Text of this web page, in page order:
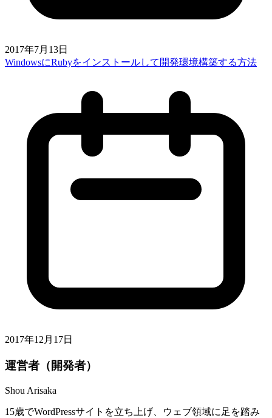
2017年7月13日
WindowsにRubyをインストールして開発環境構築する方法
2017年12月17日
運営者（開発者）
Shou Arisaka
15歳でWordPressサイトを立ち上げ、ウェブ領域に足を踏み